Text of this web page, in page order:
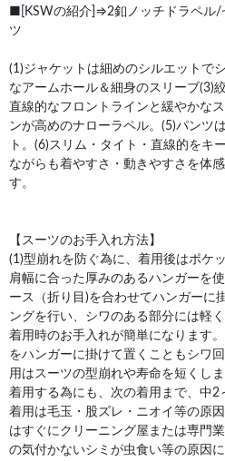
■[KSWの紹介]⇒2釦ノッチドラペル
ツ
(1)ジャケットは細めのシルエットで
なアームホール＆細身のスリーブ(3)
直線的なフロントラインと緩やかな
ンが高めのナローラペル。(5)パンツ
ト。(6)スリム・タイト・直線的をキ
ながらも着やすさ・動きやすさを体
す。
【スーツのお手入れ方法】
(1)型崩れを防ぐ為に、着用後はポケ
肩幅に合った厚みのあるハンガーを
ース（折り目)を合わせてハンガーに
ングを行い、シワのある部分には軽
着用時のお手入れが簡単になります
をハンガーに掛けて置くこともシワ
用はスーツの型崩れや寿命を短くし
着用する為にも、次の着用まで、中
着用は毛玉・股ズレ・ニオイ等の原
はすぐにクリーニング屋または専門
の気付かないシミが虫食い等の原因